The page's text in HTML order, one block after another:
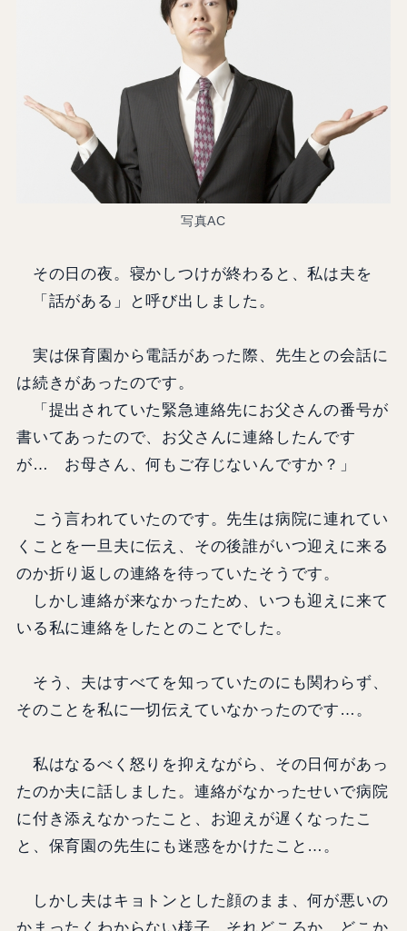
写真AC
その日の夜。寝かしつけが終わると、私は夫を
「話がある」と呼び出しました。
実は保育園から電話があった際、先生との会話に
は続きがあったのです。
「提出されていた緊急連絡先にお父さんの番号が
書いてあったので、お父さんに連絡したんです
が… お母さん、何もご存じないんですか？」
こう言われていたのです。先生は病院に連れてい
くことを一旦夫に伝え、その後誰がいつ迎えに来る
のか折り返しの連絡を待っていたそうです。
しかし連絡が来なかったため、いつも迎えに来て
いる私に連絡をしたとのことでした。
そう、夫はすべてを知っていたのにも関わらず、
そのことを私に一切伝えていなかったのです…。
私はなるべく怒りを抑えながら、その日何があっ
たのか夫に話しました。連絡がなかったせいで病院
に付き添えなかったこと、お迎えが遅くなったこ
と、保育園の先生にも迷惑をかけたこと…。
しかし夫はキョトンとした顔のまま、何が悪いの